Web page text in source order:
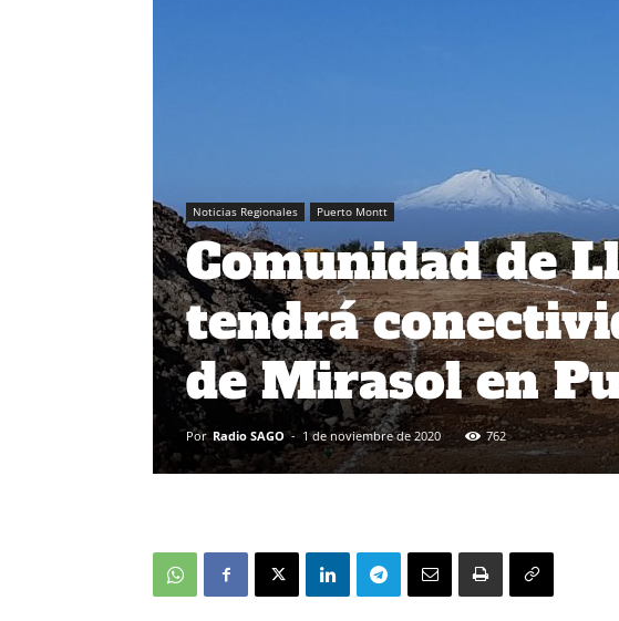
Noticias Regionales Puerto Montt
Comunidad de
tendrá
de Mirasol en
Por Radio SAGO - 1 de noviembre de 2020 762